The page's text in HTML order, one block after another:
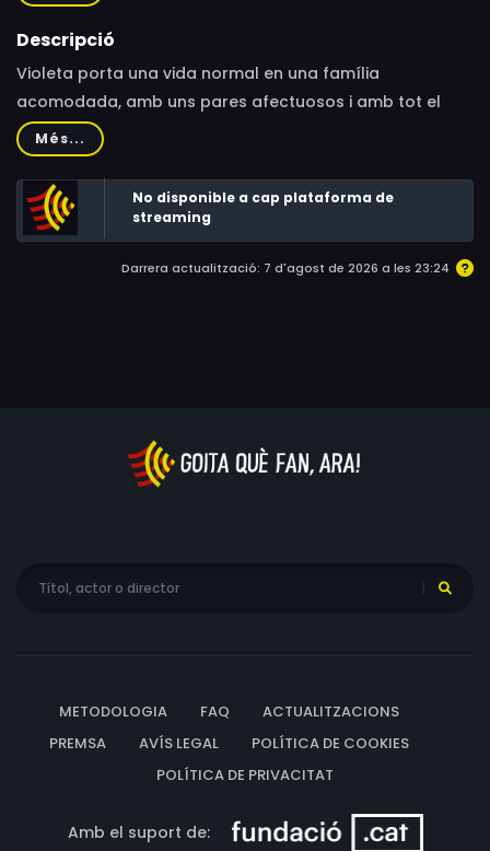
Descripció
Violeta porta una vida normal en una família
acomodada, amb uns pares afectuosos i amb tot el
que el cor d'una noia de 11 anys podria desitjar. Però no
sempre va ser la bonica nena que és avui: va néixer nen.
Als 6 anys va desconcertar als seus pares (les famoses
estrelles de cinema adult Nacho Vidal i Franceska
Jaimes) en dir-los que volia dir-se i vestir-se com una
nena. Ells, després del xoc inicial, van decidir
Més...
No disponible a cap plataforma de
streaming
Darrera actualització: 7 d'agost de 2026 a les 23:24
METODOLOGIA FAQ
ACTUALITZACIONS
PREMSA
AVÍS LEGAL
POLÍTICA DE COOKIES
POLÍTICA DE PRIVACITAT
Amb el suport de: